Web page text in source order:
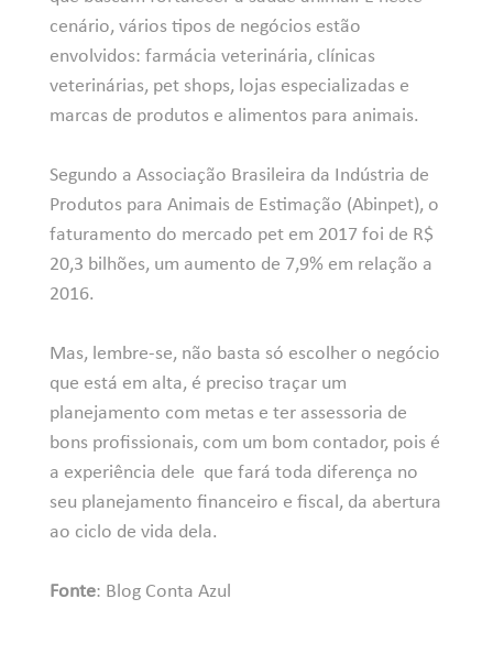
cenário, vários tipos de negócios estão
envolvidos: farmácia veterinária, clínicas
veterinárias, pet shops, lojas especializadas e
marcas de produtos e alimentos para animais.
Segundo a Associação Brasileira da Indústria de
Produtos para Animais de Estimação (Abinpet), o
faturamento do mercado pet em 2017 foi de R$
20,3 bilhões, um aumento de 7,9% em relação a
2016.
Mas, lembre-se, não basta só escolher o negócio
que está em alta, é preciso traçar um
planejamento com metase ter assessoria de
bons profissionais, com um bom contador, pois é
a experiência dele que fará toda diferença no
seu planejamento financeiro e fiscal, da abertura
ao ciclo de vida dela.
Fonte: Blog Conta Azul